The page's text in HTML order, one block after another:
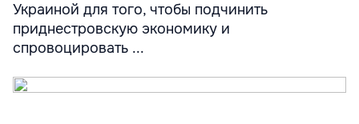
Украиной для того, чтобы подчинить
приднестровскую экономику и
спровоцировать ...